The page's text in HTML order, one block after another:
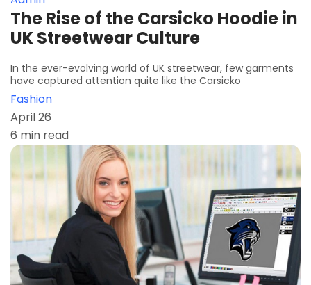
The Rise of the Carsicko Hoodie in
UK Streetwear Culture
In the ever-evolving world of UK streetwear, few garments
have captured attention quite like the Carsicko
Fashion
April 26
6 min read